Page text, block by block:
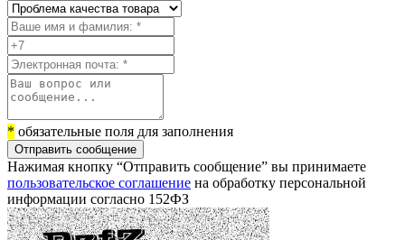
* обязательные поля для заполнения
Отправить сообщение
Нажимая кнопку “Отправить сообщение” вы принимаете
пользовательское соглашение на обработку персональной
информации согласно 152ФЗ